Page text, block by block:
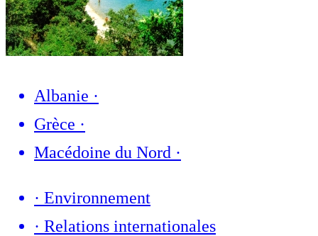
Albanie ·
Grèce ·
Macédoine du Nord ·
· Environnement
· Relations internationales